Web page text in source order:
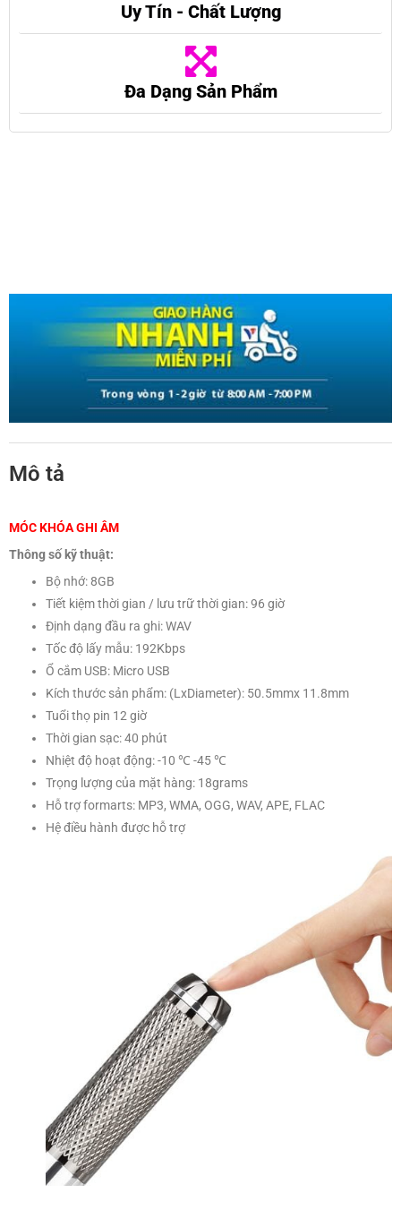
Uy Tín - Chất Lượng
Đa Dạng Sản Phẩm
Thông số kỹ thuật:
Bộ nhớ: 8GB
Tốc độ lấy mẫu: 192Kbps
Ổ cắm USB: Micro USB
Kích thước sản phẩm: (LxDiameter): 50.5mmx 11.8mm
Tuổi thọ pin 12 giờ
Thời gian sạc: 40 phút
Nhiệt độ hoạt động: -10 ℃ -45 ℃
Trọng lượng của mặt hàng: 18grams
Hỗ trợ formarts: MP3, WMA, OGG, WAV, APE, FLAC
Hệ điều hành được hỗ trợ